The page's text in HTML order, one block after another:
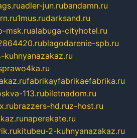
adler-jun.rubandamn.ru
1mus.rudarksand.ru
msk.rualabuga-cityhotel.ru
blagodarenie-spb.ru
fabrikayfabrikaefabrika.ru
113.rubiletnadom.ru
brazzers-hd.ruz-host.ru
naperekate.ru
kitubeu-2-kuhnyanazakaz.ru